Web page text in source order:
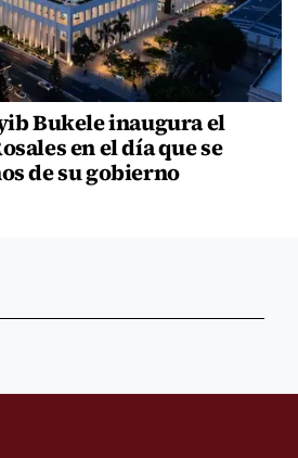
Bukele inaugura el
en el día que se
de su gobierno